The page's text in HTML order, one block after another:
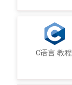
C语言 教程